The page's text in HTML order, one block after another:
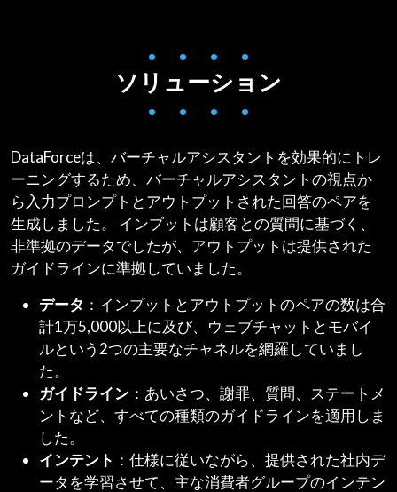
• • • •
ソリューション
• • • •
DataForceは、バーチャルアシスタントを効果的にトレ
ーニングするため、バーチャルアシスタントの視点か
ら入力プロンプトとアウトプットされた回答のペアを
生成しました。 インプットは顧客との質問に基づく、
非準拠のデータでしたが、アウトプットは提供された
ガイドラインに準拠していました。
データ ：インプットとアウトプットのペアの数は合
計1万5,000以上に及び、ウェブチャットとモバイ
ルという2つの主要なチャネルを網羅していまし
た。
ガイドライン ：あいさつ、謝罪、質問、ステートメ
ントなど、すべての種類のガイドラインを適用しま
した。
インテント ：仕様に従いながら、提供された社内デ
ータを学習させて、主な消費者グループのインテン